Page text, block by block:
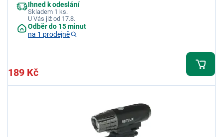
Ihned k odeslání
Skladem 1 ks.
U Vás již od 17.8.
Odběr do 15 minut
na 1 prodejně
189 Kč